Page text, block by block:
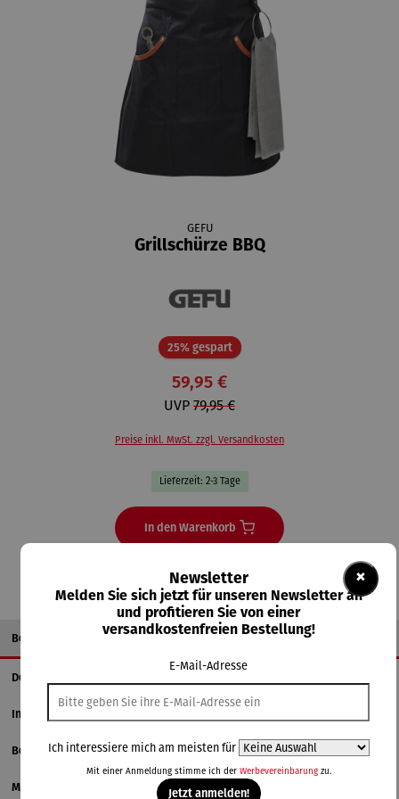
GEFU
Grillschürze BBQ
25% gespartRabatt
59,95 €
UVP 79,95 €
Preise inkl. MwSt. zzgl. Versandkosten
Lieferzeit: 2-3 Tage
In den Warenkorb
Beschreibung
Details
Informationen zum Hersteller
Bewertungen
Magazinbeitrag
×
Newsletter
Melden Sie sich jetzt für unseren Newsletter an
und profitieren Sie von einer
versandkostenfreien Bestellung!
E-Mail-Adresse
Ich interessiere mich am meisten für
Mit einer Anmeldung stimme ich der Werbevereinbarungzu.
Jetzt anmelden!